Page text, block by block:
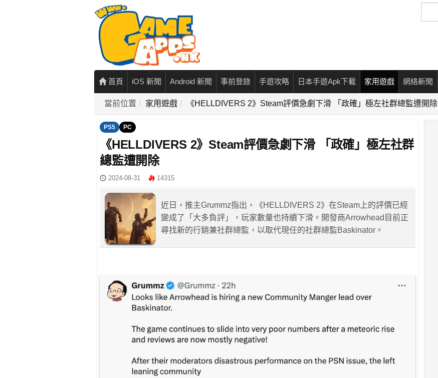
尋
首頁 iOS 新聞 Android 新聞 事前登錄 手遊攻略 日本手遊Apk下載 家用遊戲 網絡新聞
當前位置 家用遊戲 《HELLDIVERS 2》Steam評價急劇下滑 「政確」極左社群總監遭開除
PS5 PC
《HELLDIVERS 2》Steam評價急劇下滑 「政確」極左社群
總監遭開除
2024-08-31 14315
近日，推主Grummz指出，《HELLDIVERS 2》在Steam上的評價已經
變成了「大多負評」，玩家數量也持續下滑。開發商Arrowhead目前正
尋找新的行銷兼社群總監，以取代現任的社群總監Baskinator。